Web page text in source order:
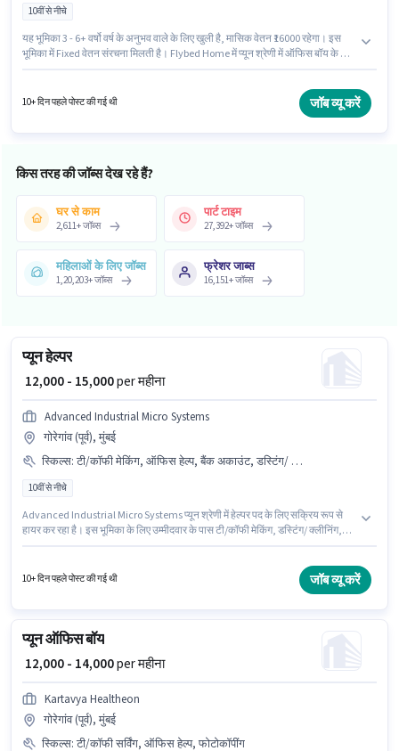
10वीं से नीचे
यह भूमिका 3 - 6+ वर्षो वर्ष के अनुभव वाले के लिए खुली है, मासिक वेतन ₹16000 रहेगा। इस
भूमिका में Fixed वेतन संरचना मिलती है। Flybed Home में प्यून श्रेणी में ऑफिस बॉय के रूप
उम्मीदवार इस भूमिका के लिए उपयुक्त हैं। इस भूमिका के लिए महत्वपूर्ण दस्तावेज़ PAN कार्ड,
10+ दिन पहले पोस्ट की गई थी जॉब व्यू करें
किस तरह की जॉब्स देख रहे हैं?
घर से काम
2,611+जॉब्स
पार्ट टाइम
27,392+जॉब्स
महिलाओं के लिए जॉब्स
1,20,203+जॉब्स
फ्रेशर जाब्स
16,151+जॉब्स
प्यून हेल्पर
₹ 12,000 - 15,000per महीना
Advanced Industrial Micro Systems
गोरेगांव (पूर्व), मुंबई
स्किल्स: टी/कॉफी मेकिंग, ऑफिस हेल्प, बैंक अकाउंट, डस्टिंग/ क्लीनिंग, टी/कॉफी सर्विंग, PAN कार्ड, आधार कार्ड
10वीं से नीचे
Advanced Industrial Micro Systems प्यून श्रेणी में हेल्पर पद के लिए सक्रिय रूप से
हायर कर रहा है। इस भूमिका के लिए उम्मीदवार के पास टी/कॉफी मेकिंग, डस्टिंग/ क्लीनिंग,
लिए उपयुक्त हैं। इस पद के लिए आवश्यक दस्तावेज़ जैसे PAN कार्ड, आधार कार्ड, बैंक
10+ दिन पहले पोस्ट की गई थी जॉब व्यू करें
प्यून ऑफिस बॉय
₹ 12,000 - 14,000per महीना
Kartavya Healtheon
गोरेगांव (पूर्व), मुंबई
स्किल्स: टी/कॉफी सर्विंग, ऑफिस हेल्प, फोटोकॉपींग